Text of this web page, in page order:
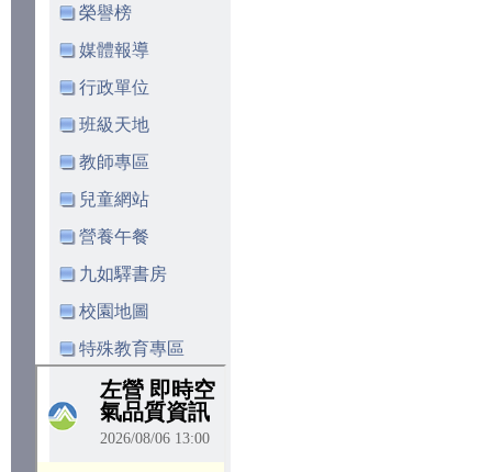
榮譽榜
媒體報導
行政單位
班級天地
教師專區
兒童網站
營養午餐
九如驛書房
校園地圖
特殊教育專區